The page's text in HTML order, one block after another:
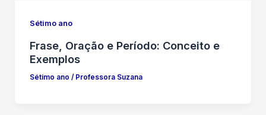
Sétimo ano
Frase, Oração e Período: Conceito e
Exemplos
Sétimo ano / Professora Suzana